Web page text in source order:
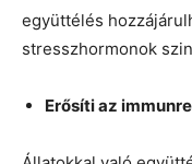
együttélés
stresszhormonok
Erősíti az